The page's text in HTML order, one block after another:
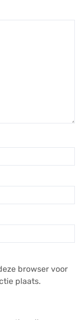
browser voor
plaats.